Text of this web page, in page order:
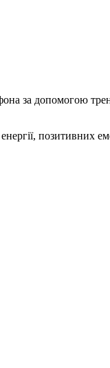
за допомогою